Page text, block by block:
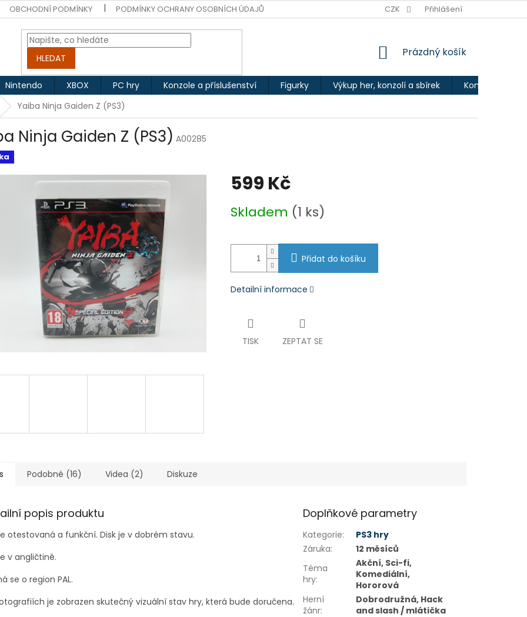
OBCHODNÍ PODMÍNKY PODMÍNKY OCHRANY OSOBNÍCH ÚDAJŮ CZK Přihlášení
HLEDAT
NÁKUPNÍ
Prázdný košík
Nintendo XBOX PC hry Konzole a příslušenství Figurky Výkup her, konzolí a sbírek Kontakty
Yaiba Ninja Gaiden Z (PS3)
Ninja Gaiden Z (PS3) A00285
599 Kč
cena:
Skladem (1 ks)
Přidat do košíku
Detailní informace
TISK ZEPTAT SE
Podobné (16) Videa (2) Diskuze
popis produktu
otestovaná a funkční. Disk je v dobrém stavu.
v angličtině.
se o region PAL.
je zobrazen skutečný vizuální stav hry, která bude doručena.
Doplňkové parametry
Kategorie:
PS3 hry
Záruka:
12 měsíců
Téma
hry:
Akční, Sci-fi,
Komediální,
Hororová
Herní
žánr:
Dobrodružná, Hack
and slash / mlátička